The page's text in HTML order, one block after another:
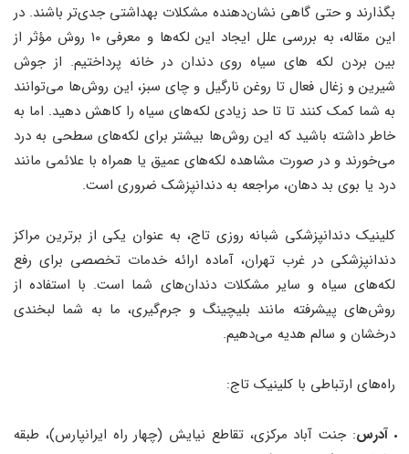
بگذارند و حتی گاهی نشان‌دهنده مشکلات بهداشتی جدی‌تر باشند. در
این مقاله، به بررسی علل ایجاد این لکه‌ها و معرفی ۱۰ روش مؤثر از
بین بردن لکه های سیاه روی دندان در خانه پرداختیم. از جوش
شیرین و زغال فعال تا روغن نارگیل و چای سبز، این روش‌ها می‌توانند
به شما کمک کنند تا تا حد زیادی لکه‌های سیاه را کاهش دهید. اما به
خاطر داشته باشید که این روش‌ها بیشتر برای لکه‌های سطحی به درد
می‌خورند و در صورت مشاهده لکه‌های عمیق یا همراه با علائمی مانند
درد یا بوی بد دهان، مراجعه به دندانپزشک ضروری است.
کلینیک دندانپزشکی شبانه ‌روزی تاج، به عنوان یکی از برترین مراکز
دندانپزشکی در غرب تهران، آماده ارائه خدمات تخصصی برای رفع
لکه‌های سیاه و سایر مشکلات دندان‌های شما است. با استفاده از
روش‌های پیشرفته مانند بلیچینگ و جرم‌گیری، ما به شما لبخندی
درخشان و سالم هدیه می‌دهیم.
راه‌های ارتباطی با کلینیک تاج:
آدرس: جنت آباد مرکزی، تقاطع نیایش (چهار راه ایرانپارس)، طبقه